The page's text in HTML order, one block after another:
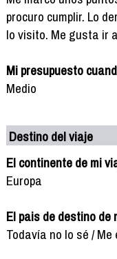
procuro cumplir. Lo
lo visito. Me gusta ir
Mi presupuesto
Medio
Destino del viaje
El continente de mi
Europa
El pais de destino de
Todavía no lo sé /